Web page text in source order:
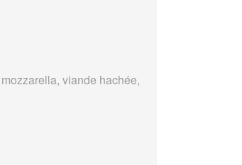
viande hachée,